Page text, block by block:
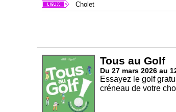
Cholet
Tous au Golf
Du 27 mars 2026 au
Essayez le golf
créneau de votre